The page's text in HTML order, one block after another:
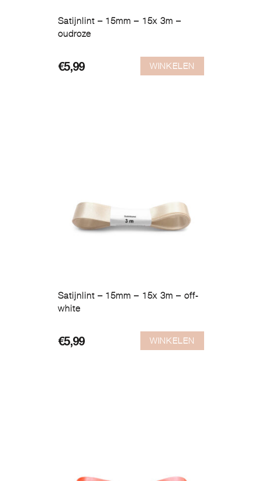
Satijnlint – 15mm – 15x 3m –
oudroze
€5,99 WINKELEN
Satijnlint – 15mm – 15x 3m – off-
white
€5,99 WINKELEN